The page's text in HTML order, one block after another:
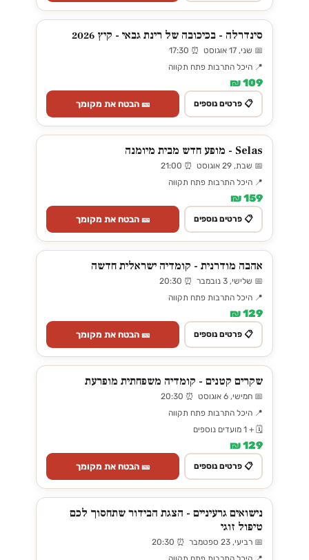
סינדרלה - בכיכובה של רינת גבאי - קיץ 2026
📅 שני, 17 אוגוסט ⏰ 17:30
📍 היכל התרבות פתח תקווה
109 ₪
📋 פרטים נוספים 🎫 הבטח את מקומך
Selas - מופע חדש מבית מיומנה
📅 שבת, 29 אוגוסט ⏰ 21:00
📍 היכל התרבות פתח תקווה
159 ₪
📋 פרטים נוספים 🎫 הבטח את מקומך
אהבה מודרנית - קומדיה ישראלית חדשה
📅 שלישי, 3 נובמבר ⏰ 20:30
📍 היכל התרבות פתח תקווה
129 ₪
📋 פרטים נוספים 🎫 הבטח את מקומך
שקרים קטנים - קומדיה משפחתית מופרעת
📅 חמישי, 6 אוגוסט ⏰ 20:30
📍 היכל התרבות פתח תקווה
🗓️ + 1 מועדים נוספים
129 ₪
📋 פרטים נוספים 🎫 הבטח את מקומך
נישואים גרעיניים - הצגת הבידור שתחסוך לכם
טיפול זוגי
📅 רביעי, 23 ספטמבר ⏰ 20:30